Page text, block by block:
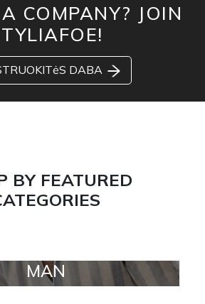
COMPANY? JOIN
DABA
BY FEATURED
MAN